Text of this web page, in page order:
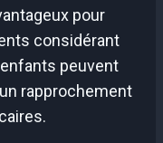
pour
considérant
peuvent
rapprochement